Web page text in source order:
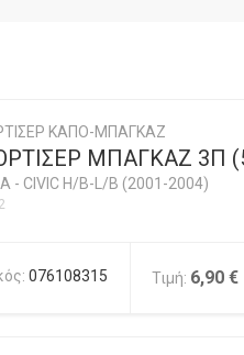
ΚΑΠΟ-ΜΠΑΓΚΑΖ
ΜΠΑΓΚΑΖ 3Π
- CIVIC H/B-L/B (2001-2004)
076108315 Τιμή: 6,90 €